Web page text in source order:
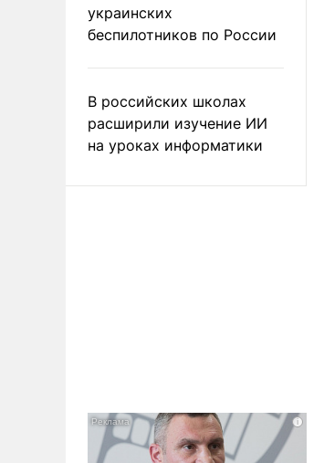
украинских
беспилотников по России
В российских школах
расширили изучение ИИ
на уроках информатики